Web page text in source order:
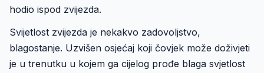
hodio ispod zvijezda.
Svijetlost zvijezda je nekakvo zadovoljstvo,
blagostanje. Uzvišen osjećaj koji čovjek može doživjeti
je u trenutku u kojem ga cijelog prođe blaga svjetlost